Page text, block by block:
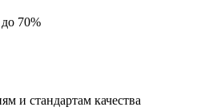
70%
и стандартам качества